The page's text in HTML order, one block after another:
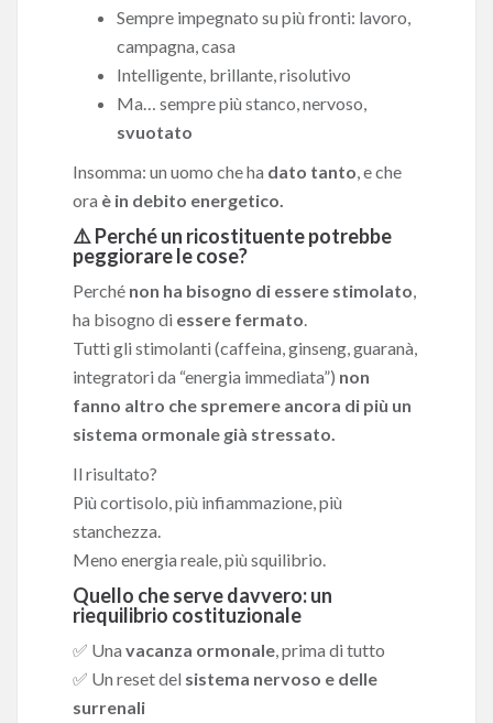
Sempre impegnato su più fronti: lavoro,
campagna, casa
Intelligente, brillante, risolutivo
Ma… sempre più stanco, nervoso,
svuotato
Insomma: un uomo che ha dato tanto, e che
ora è in debito energetico.
⚠️ Perché un ricostituente potrebbe
peggiorare le cose?
Perché non ha bisogno di essere stimolato,
ha bisogno di essere fermato.
Tutti gli stimolanti (caffeina, ginseng, guaranà,
integratori da “energia immediata”) non
fanno altro che spremere ancora di più un
sistema ormonale già stressato.
Il risultato?
Più cortisolo, più infiammazione, più
stanchezza.
Meno energia reale, più squilibrio.
Quello che serve davvero: un
riequilibrio costituzionale
✅ Una vacanza ormonale, prima di tutto
✅ Un reset del sistema nervoso e delle
surrenali